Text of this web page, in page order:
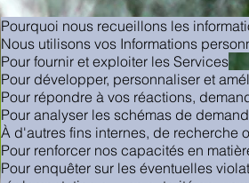
Pourquoi nous recueillons les
Nous utilisons vos Informations
Pour fournir et exploiter les Services
Pour développer, personnaliser et
Pour répondre à vos réactions,
Pour analyser les schémas de
À d'autres fins internes, de recherche
Pour renforcer nos capacités en
Pour enquêter sur les éventuelles